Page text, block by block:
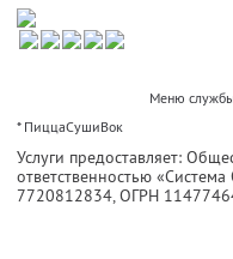
Меню службы
* ПиццаСушиВок
Услуги предоставляет:
ответственностью
7720812834, ОГРН